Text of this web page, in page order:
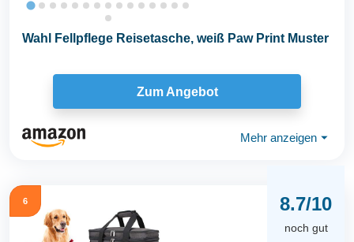
Wahl Fellpflege Reisetasche, weiß Paw Print Muster
Zum Angebot
Mehr anzeigen ⏷
6 8.7/10
noch gut